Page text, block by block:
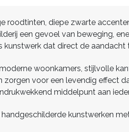
roodtinten, diepe zwarte
een gevoel van beweging,
kunstwerk dat direct de aandacht
woonkamers, stijlvolle
zorgen voor een levendig effect
middelpunt aan
kunstwerken